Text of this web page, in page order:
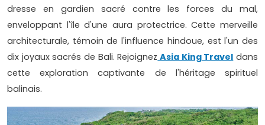
dresse en gardien sacré contre les forces du mal,
enveloppant l'île d'une aura protectrice. Cette merveille
architecturale, témoin de l'influence hindoue, est l'un des
dix joyaux sacrés de Bali. Rejoignez Asia King Travel dans
cette exploration captivante de l'héritage spirituel
balinais.